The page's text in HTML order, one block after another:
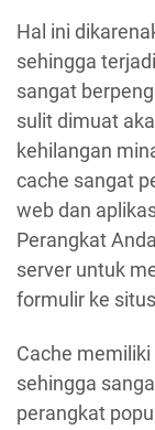
Hal ini
sehingga
sangat
sulit dimuat
kehilangan
cache sangat
web dan
Perangkat
server untuk
formulir ke
Cache
sehingga
perangkat